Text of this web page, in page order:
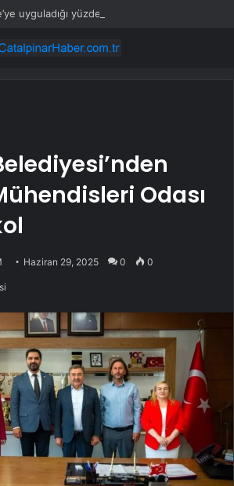
Odası
Haziran 29, 2025 0 0